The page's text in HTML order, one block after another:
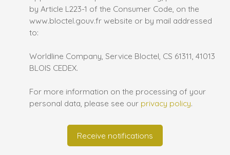
by Article L223-1 of the Consumer Code, on the
www.bloctel.gouv.fr website or by mail addressed
to:
Worldline Company, Service Bloctel, CS 61311, 41013
BLOIS CEDEX.
For more information on the processing of your
personal data, please see our privacy policy.
Receive notifications